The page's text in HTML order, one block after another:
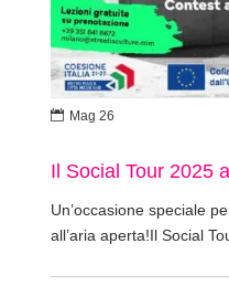
Il Social Tour 2025
Un’occasione speciale
all’aria aperta!Il Social
 Mag 26